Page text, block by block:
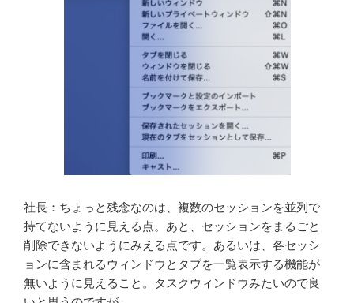
社長：ちょっと残念なのは、複数のセッションを並列で
持てないように見える点。あと、セッションをまるごと
削除できないようにみえる点です。あるいは、各セッシ
ョンに含まれるウィンドウとタブを一覧表示する機能が
無いように見えること。タスクウィンドウみたいので良